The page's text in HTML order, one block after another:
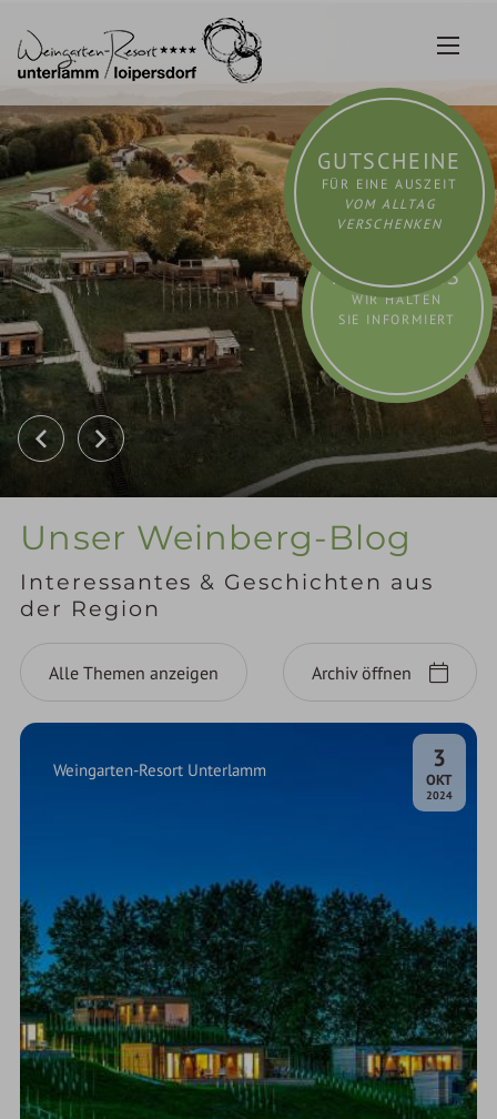
Inhalt
springen
GUTSCHEINE
FÜR EINE AUSZEIT
VOM ALLTAG
VERSCHENKEN
AKTUELLES
WIR HALTEN
SIE INFORMIERT
Unser Weinberg-Blog
Interessantes & Geschichten aus
der Region
Alle Themen anzeigen Archiv öffnen
3
OKT.
2024
Weingarten-Resort Unterlamm